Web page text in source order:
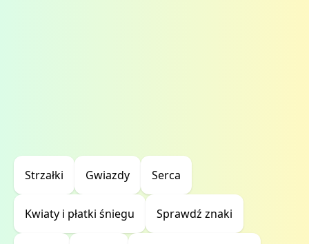
Strzałki Gwiazdy Serca
Kwiaty i płatki śniegu Sprawdź znaki